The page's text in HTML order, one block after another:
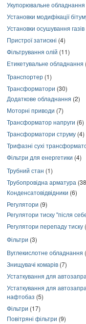
Укупорювальне обладнання
Установки модифікації
Установки осушування газів
Пристрої затискні (4)
Фільтрування олій (11)
Етикетувальне обладнання
Транспортер (1)
Трансформатори (30)
Додаткове обладнання (2)
Моторні приводи (7)
Трансформатор напруги (6)
Трансформатори струму (4)
Трифазні сухі
Фільтри для енергетики (4)
Трубний стан (1)
Трубопровідна арматура
Конденсатовідвідники (6)
Регулятори (9)
Регулятори тиску "після
Регулятори перепаду тиску
Фільтри (3)
Вуглекислотне обладнання
Знищувачі комарів (7)
Устаткування для
Устаткування для
нафтобаз (5)
Фільтри (17)
Повітряні фільтри (9)